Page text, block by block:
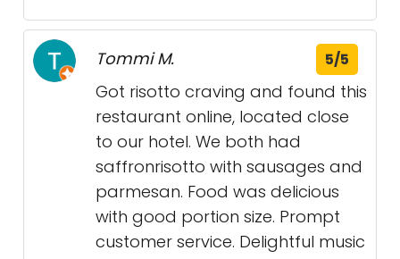
Tommi M. 5/5
Got risotto craving and found this
restaurant online, located close
to our hotel. We both had
saffronrisotto with sausages and
parmesan. Food was delicious
with good portion size. Prompt
customer service. Delightful music